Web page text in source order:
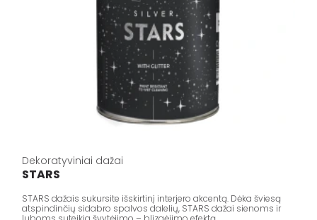
Dekoratyviniai dažai
STARS
STARS dažais sukursite išskirtinį interjero akcentą. Dėka šviesą
atspindinčių sidabro spalvos dalelių, STARS dažai sienoms ir